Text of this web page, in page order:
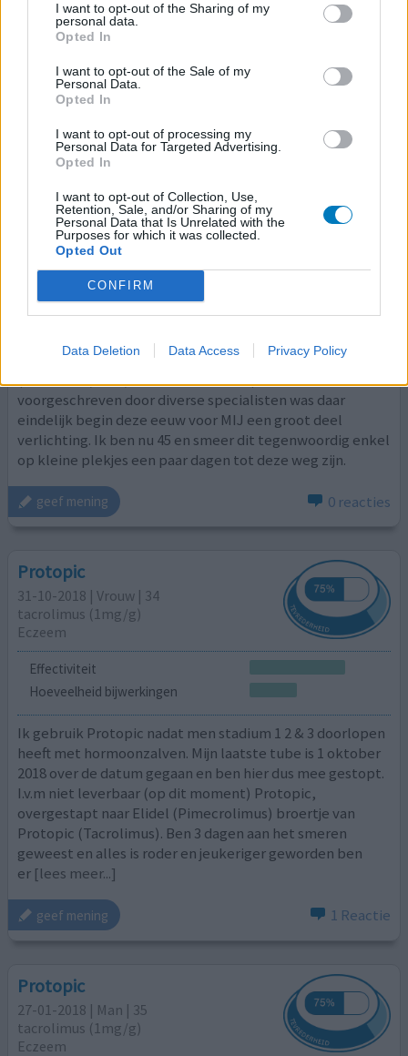
I want to opt-out of the Sharing of my
personal data.
Opted In
I want to opt-out of the Sale of my
Personal Data.
Opted In
I want to opt-out of processing my
Personal Data for Targeted Advertising.
Opted In
I want to opt-out of Collection, Use,
Retention, Sale, and/or Sharing of my
Personal Data that Is Unrelated with the
Purposes for which it was collected.
Opted Out
CONFIRM
Data Deletion Data Access Privacy Policy
Effectiviteit
Hoeveelheid bijwerkingen
geef mening 0 reacties
Protopic
31-01-2019 | Man | 45
tacrolimus (1mg/g)
Eczeem
Effectiviteit
Hoeveelheid bijwerkingen
Geboren met Eczeem. Na vele, vele verschillende
(emovaten, teer, cortizon steroïden) zalven
voorgeschreven door diverse specialisten was daar
eindelijk begin deze eeuw voor MIJ een groot deel
verlichting. Ik ben nu 45 en smeer dit tegenwoordig enkel
op kleine plekjes een paar dagen tot deze weg zijn.
geef mening 0 reacties
Protopic
31-10-2018 | Vrouw | 34
tacrolimus (1mg/g)
Eczeem
Effectiviteit
Hoeveelheid bijwerkingen
Ik gebruik Protopic nadat men stadium 1 2 & 3 doorlopen
heeft met hormoonzalven. Mijn laatste tube is 1 oktober
2018 over de datum gegaan en ben hier dus mee gestopt.
I.v.m niet leverbaar (op dit moment) Protopic,
overgestapt naar Elidel (Pimecrolimus) broertje van
Protopic (Tacrolimus). Ben 3 dagen aan het smeren
geweest en alles is roder en jeukeriger geworden ben
er [lees meer...]
geef mening 1 Reactie
Protopic
27-01-2018 | Man | 35
tacrolimus (1mg/g)
Eczeem